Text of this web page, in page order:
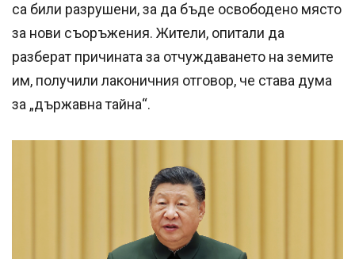
са били разрушени, за да бъде освободено място
за нови съоръжения. Жители, опитали да
разберат причината за отчуждаването на земите
им, получили лаконичния отговор, че става дума
за „държавна тайна“.